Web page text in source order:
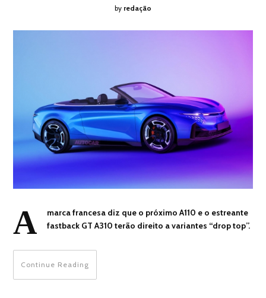
by redação
A
marca francesa diz que o próximo A110 e o estreante
fastback GT A310 terão direito a variantes “drop top”.
Continue Reading